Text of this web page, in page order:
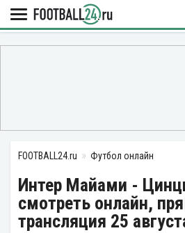
FOOTBALL24.ru Футбол онлайн
Интер Майами -
смотреть онлайн,
трансляция 25